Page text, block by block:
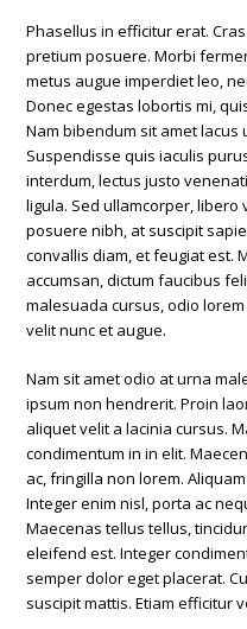
Phasellus in efficitur erat.
pretium posuere. Morbi
metus augue imperdiet leo,
Donec egestas lobortis mi,
Nam bibendum sit amet lacus
Suspendisse quis iaculis
interdum, lectus justo
ligula. Sed ullamcorper,
posuere nibh, at suscipit
convallis diam, et feugiat est.
accumsan, dictum faucibus
malesuada cursus, odio
velit nunc et augue.
Nam sit amet odio at urna
ipsum non hendrerit. Proin
aliquet velit a lacinia cursus.
condimentum in in elit.
ac, fringilla non lorem.
Integer enim nisl, porta ac
Maecenas tellus tellus,
eleifend est. Integer
semper dolor eget placerat.
suscipit mattis. Etiam efficitur